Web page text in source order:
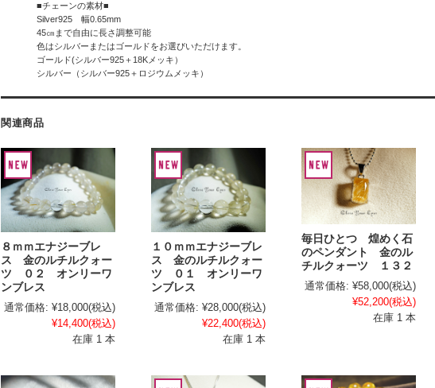
■チェーンの素材■
Silver925 幅0.65mm
45㎝まで自由に長さ調整可能
色はシルバーまたはゴールドをお選びいただけます。
ゴールド(シルバー925＋18Kメッキ）
シルバー（シルバー925＋ロジウムメッキ）
関連商品
８ｍｍエナジーブレ
ス 金のルチルクォー
ツ ０２ オンリーワ
ンブレス
通常価格: ¥18,000(税込)
¥14,400(税込)
在庫 1 本
１０ｍｍエナジーブレ
ス 金のルチルクォー
ツ ０１ オンリーワ
ンブレス
通常価格: ¥28,000(税込)
¥22,400(税込)
在庫 1 本
毎日ひとつ 煌めく石
のペンダント 金のル
チルクォーツ １３２
通常価格: ¥58,000(税込)
¥52,200(税込)
在庫 1 本